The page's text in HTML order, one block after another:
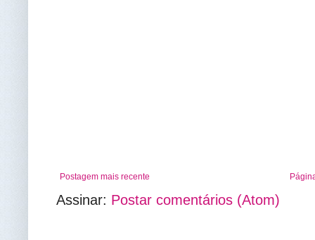
Postagem mais recente
Assinar: Postar comentários (Atom)